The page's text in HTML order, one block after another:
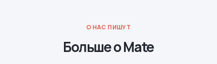
О НАС ПИШУТ
Больше о Mate